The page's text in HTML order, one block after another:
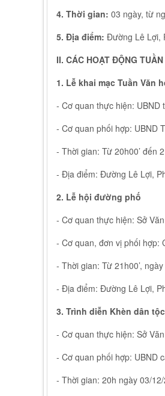
4. Thời gian: 03 ngày, từ
5. Địa điểm: Đường Lê Lợi,
II. CÁC HOẠT ĐỘNG
1. Lễ khai mạc Tuần Văn
- Cơ quan thực hiện: UBND
- Cơ quan phối hợp: UBND
- Thời gian: Từ 20h00’ đến
- Địa điểm: Đường Lê Lợi,
2. Lễ hội đường phố
- Cơ quan thực hiện: Sở
- Cơ quan, đơn vị phối hợp:
- Thời gian: Từ 21h00’,
- Địa điểm: Đường Lê Lợi,
3. Trình diễn Khèn dân
- Cơ quan thực hiện: Sở
- Cơ quan phối hợp: UBND
- Thời gian: 20h ngày 03/